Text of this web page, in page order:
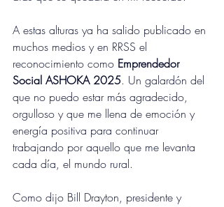
A estas alturas ya ha salido publicado en
muchos medios y en RRSS el
reconocimiento como Emprendedor
Social ASHOKA 2025. Un galardón del
que no puedo estar más agradecido,
orgulloso y que me llena de emoción y
energía positiva para continuar
trabajando por aquello que me levanta
cada día, el mundo rural.
Como dijo Bill Drayton, presidente y